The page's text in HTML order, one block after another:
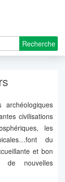
Recherche
archéologiques
civilisations
les
du
et bon
de nouvelles